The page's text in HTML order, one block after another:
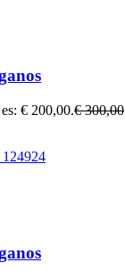
€ 200,00.€300,00